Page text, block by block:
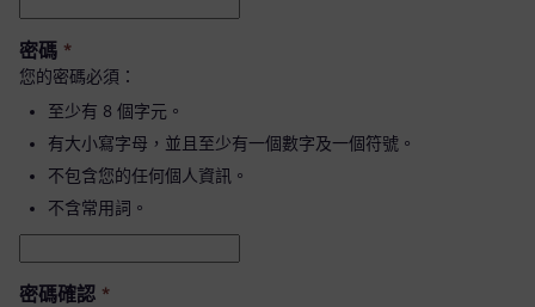
密碼 *
您的密碼必須：
至少有 8 個字元。
有大小寫字母，並且至少有一個數字及一個符號。
不包含您的任何個人資訊。
不含常用詞。
密碼確認 *